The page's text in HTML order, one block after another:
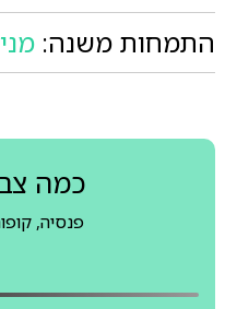
התמחות משנה:
כמה
פנסיה,